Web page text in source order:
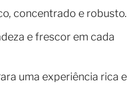
concentrado e robusto.
e frescor em cada
uma experiência rica e